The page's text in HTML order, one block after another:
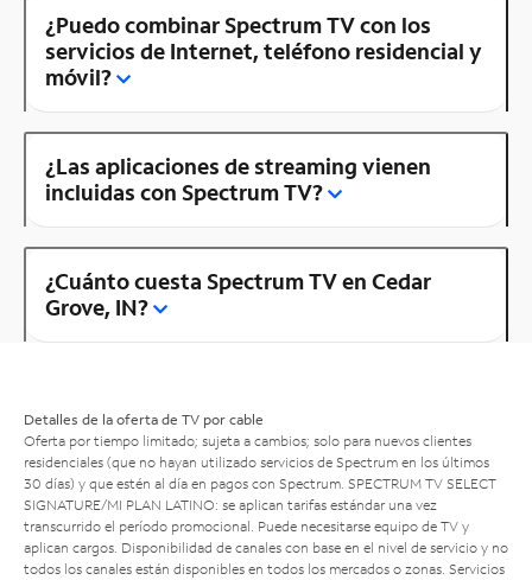
¿Puedo combinar Spectrum TV con los
servicios de Internet, teléfono residencial y
móvil?
¿Las aplicaciones de streaming vienen
incluidas con Spectrum TV?
¿Cuánto cuesta Spectrum TV en Cedar
Grove, IN?
Detalles de la oferta de TV por cable
Oferta por tiempo limitado; sujeta a cambios; solo para nuevos clientes
residenciales (que no hayan utilizado servicios de Spectrum en los últimos
30 días) y que estén al día en pagos con Spectrum. SPECTRUM TV SELECT
SIGNATURE/MI PLAN LATINO: se aplican tarifas estándar una vez
transcurrido el período promocional. Puede necesitarse equipo de TV y
aplican cargos. Disponibilidad de canales con base en el nivel de servicio y no
todos los canales están disponibles en todos los mercados o zonas. Servicios